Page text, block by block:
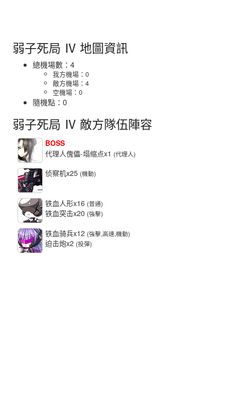
弱子死局 Ⅳ 地圖資訊
總機場數：4
我方機場：0
敵方機場：4
空機場：0
隨機點：0
弱子死局 Ⅳ 敵方隊伍陣容
BOSS
代理人傀儡-塌缩点x1 (代理人)
侦察机x25 (機動)
铁血人形x16 (普通)
铁血突击x20 (強擊)
铁血骑兵x12 (強擊,高速,機動)
迫击炮x2 (投彈)